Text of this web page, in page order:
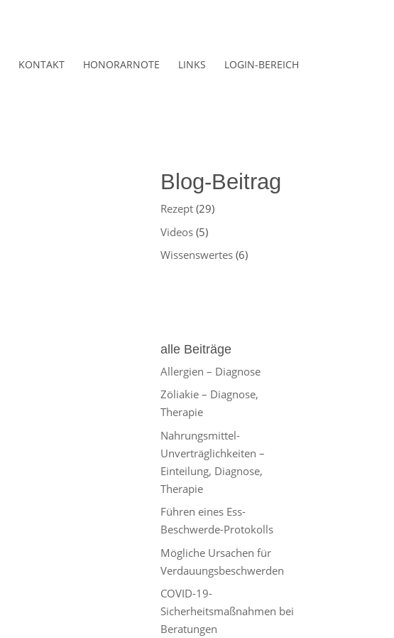
KONTAKT HONORARNOTE LINKS LOGIN-BEREICH
Blog-Beitrag
Rezept (29)
Videos (5)
Wissenswertes (6)
alle Beiträge
Allergien – Diagnose
Zöliakie – Diagnose,
Therapie
Nahrungsmittel-
Unverträglichkeiten –
Einteilung, Diagnose,
Therapie
Führen eines Ess-
Beschwerde-Protokolls
Mögliche Ursachen für
Verdauungsbeschwerden
COVID-19-
Sicherheitsmaßnahmen bei
Beratungen